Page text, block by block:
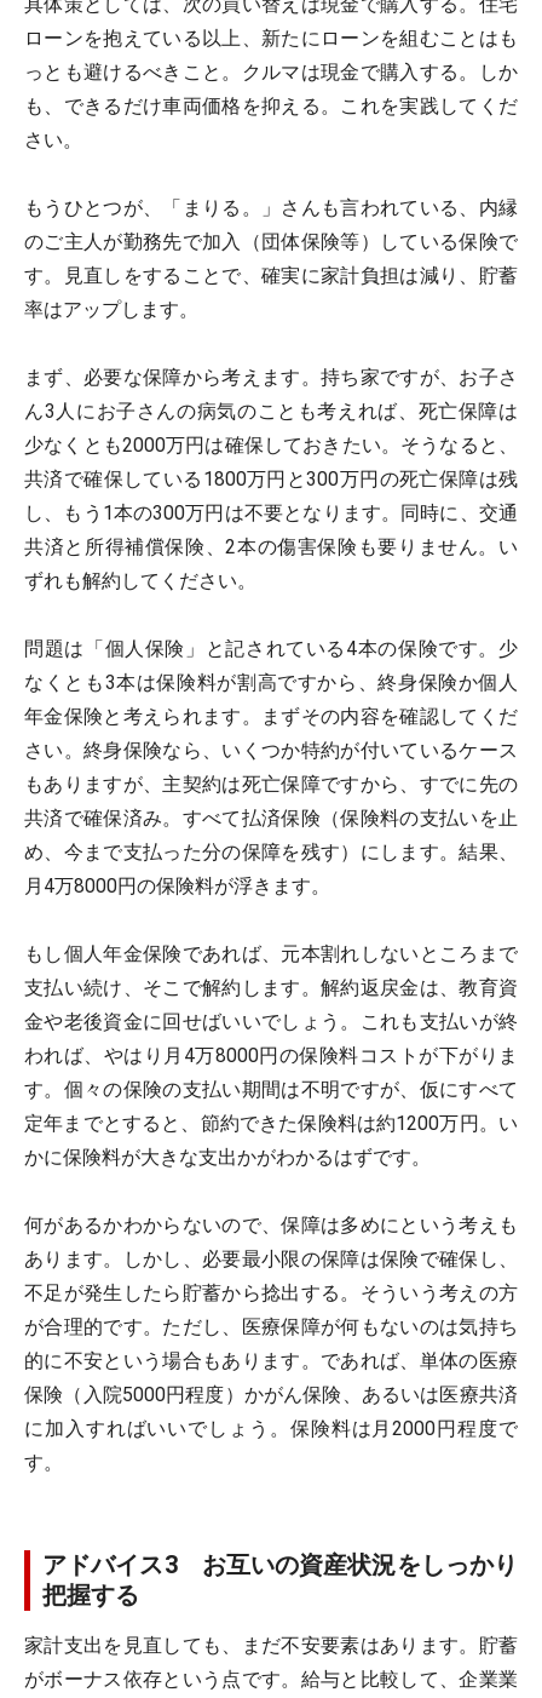
ローンを抱えている以上、新たにローンを組むことはも
っとも避けるべきこと。クルマは現金で購入する。しか
も、できるだけ車両価格を抑える。これを実践してくだ
さい。
もうひとつが、「まりる。」さんも言われている、内縁
のご主人が勤務先で加入（団体保険等）している保険で
す。見直しをすることで、確実に家計負担は減り、貯蓄
率はアップします。
まず、必要な保障から考えます。持ち家ですが、お子さ
ん3人にお子さんの病気のことも考えれば、死亡保障は
少なくとも2000万円は確保しておきたい。そうなると、
共済で確保している1800万円と300万円の死亡保障は残
し、もう1本の300万円は不要となります。同時に、交通
共済と所得補償保険、2本の傷害保険も要りません。い
ずれも解約してください。
問題は「個人保険」と記されている4本の保険です。少
なくとも3本は保険料が割高ですから、終身保険か個人
年金保険と考えられます。まずその内容を確認してくだ
さい。終身保険なら、いくつか特約が付いているケース
もありますが、主契約は死亡保障ですから、すでに先の
共済で確保済み。すべて払済保険（保険料の支払いを止
め、今まで支払った分の保障を残す）にします。結果、
月4万8000円の保険料が浮きます。
もし個人年金保険であれば、元本割れしないところまで
支払い続け、そこで解約します。解約返戻金は、教育資
金や老後資金に回せばいいでしょう。これも支払いが終
われば、やはり月4万8000円の保険料コストが下がりま
す。個々の保険の支払い期間は不明ですが、仮にすべて
定年までとすると、節約できた保険料は約1200万円。い
かに保険料が大きな支出かがわかるはずです。
何があるかわからないので、保障は多めにという考えも
あります。しかし、必要最小限の保障は保険で確保し、
不足が発生したら貯蓄から捻出する。そういう考えの方
が合理的です。ただし、医療保障が何もないのは気持ち
的に不安という場合もあります。であれば、単体の医療
保険（入院5000円程度）かがん保険、あるいは医療共済
に加入すればいいでしょう。保険料は月2000円程度で
す。
アドバイス3 お互いの資産状況をしっかり
把握する
家計支出を見直しても、まだ不安要素はあります。貯蓄
がボーナス依存という点です。給与と比較して、企業業